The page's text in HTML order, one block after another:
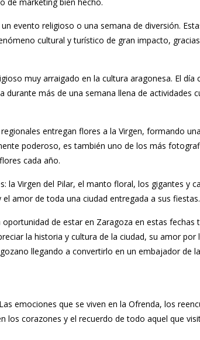
de marketing bien hecho.
evento religioso o una semana de diversión.
cultural y turístico de gran impacto,
muy arraigado en la cultura aragonesa. El día
más de una semana llena de actividades
entregan flores a la Virgen, formando una
poderoso, es también uno de los más
cada año.
la Virgen del Pilar, el manto floral, los gigantes y
amor de toda una ciudad entregada a sus fiestas.
de estar en Zaragoza en estas fechas
la historia y cultura de la ciudad, su amor por
llegando a convertirlo en un embajador de
emociones que se viven en la Ofrenda, los
los corazones y el recuerdo de todo aquel que